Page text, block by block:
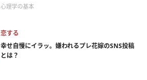
心理学の基本
恋する
幸せ自慢にイラッ。嫌われるプレ花嫁のSNS投稿
とは？